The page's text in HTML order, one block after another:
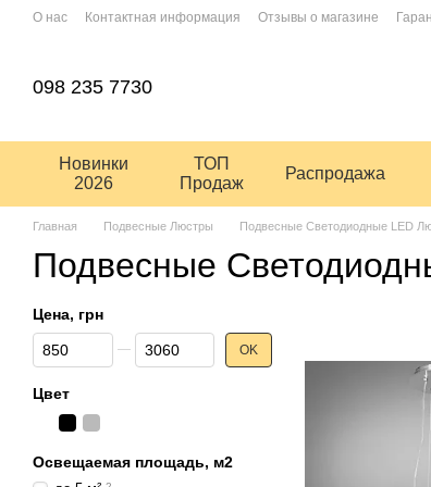
Перейти к основному контенту
О нас Контактная информация Отзывы о магазине
098 235 7730
Новинки
2026
ТОП
Продаж
Распродажа
Главная Подвесные Люстры Подвесные Светодиодные LED
Подвесные
Цена, грн
От Цена, грн
До Цена, грн OK
Цвет
Освещаемая площадь, м2